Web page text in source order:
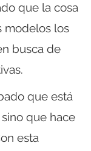
que la cosa
modelos los
busca de
que está
que hace
esta